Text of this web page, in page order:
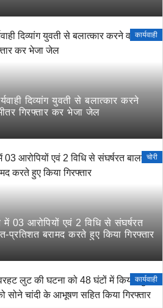
कार्यवाही
दिव्यांग युवती से बलात्कार करने
गिरफ्तार कर भेजा जेल
चोरी
03 आरोपियों एवं 2 विधि से संघर्षरत
प्रतिशत बरामद करते हुए किया गिरफ्तार
कार्यवाही